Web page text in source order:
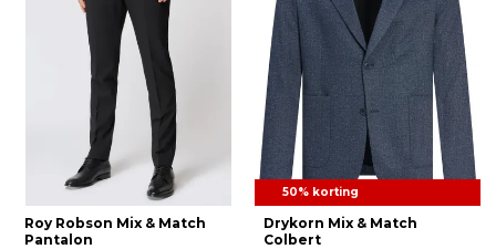
Roy Robson Mix & Match
Pantalon
50% korting
Drykorn Mix & Match
Colbert